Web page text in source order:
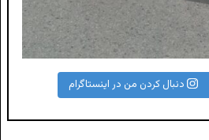
دنبال کردن من در اینستاگرام